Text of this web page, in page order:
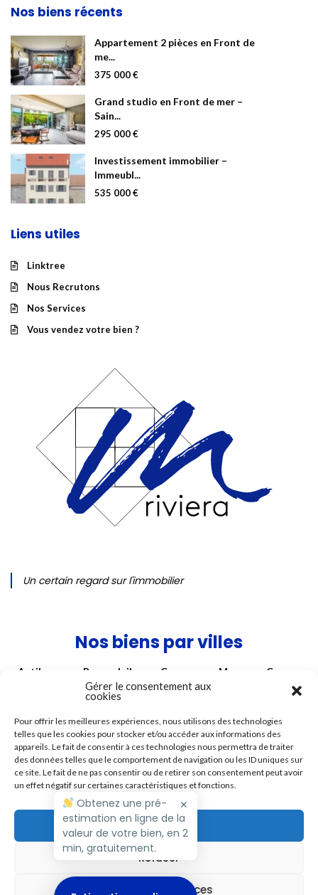
Gérer le consentement aux
cookies
Pour offrir les meilleures expériences, nous utilisons des technologies
telles que les cookies pour stocker et/ou accéder aux informations des
appareils. Le fait de consentir à ces technologies nous permettra de traiter
des données telles que le comportement de navigation ou les ID uniques sur
ce site. Le fait de ne pas consentir ou de retirer son consentement peut avoir
un effet négatif sur certaines caractéristiques et fonctions.
Accepter
Refuser
Voir les préférences
Nos biens récents
Appartement 2 pièces en Front de
me...
375 000 €
Grand studio en Front de mer –
Sain...
295 000 €
Investissement immobilier –
Immeubl...
535 000 €
Liens utiles
Linktree
Nous Recrutons
Nos Services
Vous vendez votre bien ?
Un certain regard sur l'immobilier
Nos biens par villes
Antibes Beausoleil Cagnes-sur-Mer
Cannes
La Colle sur Loup
Roquefort-les-Pins
Roubaix
Saint Paul de Vence
Saint-André
Saint-Laurent-du-Var
Tourrettes-sur-Loup
Vence
Villefranche-sur-Mer
Villeneuve Loubet
Copyright M RIVIERA 2026 - Tous droits réservés
Politique de cookies (UE)
Obtenez une pré-
estimation en ligne de la
valeur de votre bien, en 2
min, gratuitement.
✕